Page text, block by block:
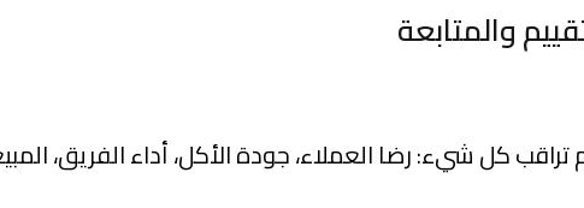
تراقب كل شيء: رضا العملاء، جودة الأكل، أداء الفريق،